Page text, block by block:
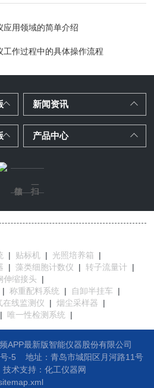
应用领域的简单介绍
工作过程中的具体操作流程
新闻资讯
产品中心
| 贴标机 | 光照培养箱
|
| 藻类细胞计数仪 | 转子流量计 |
伸缩接头
|
| 称重配料系统 | 自卸半挂车
|
在线监测仪 | 烟尘采样器
|
| 唯一性检测系统 |
APP最新版智能仪器股份有限公司
-5
地址： 青岛市城阳区月河路11号
支持： 化工仪器网